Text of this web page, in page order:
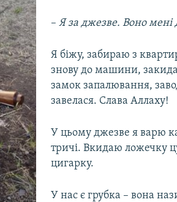
– Я за джезве. Воно мені
Я біжу, забираю з
знову до машини,
замок запалювання,
завелася. Слава Аллаху!
У цьому джезве я варю
тричі. Вкидаю ложечку
цигарку.
У нас є грубка – вона